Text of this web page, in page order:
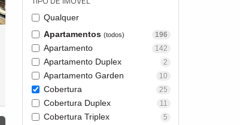
Qualquer
Apartamentos (todos) 196
Apartamento 142
Apartamento Duplex 2
Apartamento Garden 10
Cobertura 25
Cobertura Duplex 11
Cobertura Triplex 5